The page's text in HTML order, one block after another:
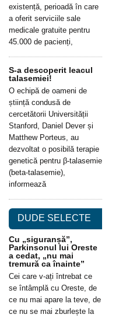
existență, perioadă în care
a oferit serviciile sale
medicale gratuite pentru
45.000 de pacienți,
S-a descoperit leacul
talasemiei!
O echipă de oameni de
știință condusă de
cercetătorii Universității
Stanford, Daniel Dever și
Matthew Porteus, au
dezvoltat o posibilă terapie
genetică pentru β-talasemie
(beta-talasemie),
informează
DUDE SELECTE
Cu „siguranșă”,
Parkinsonul lui Oreste
a cedat, „nu mai
tremură ca înainte”
Cei care v-ați întrebat ce
se întâmplă cu Oreste, de
ce nu mai apare la teve, de
ce nu se mai zburlește la